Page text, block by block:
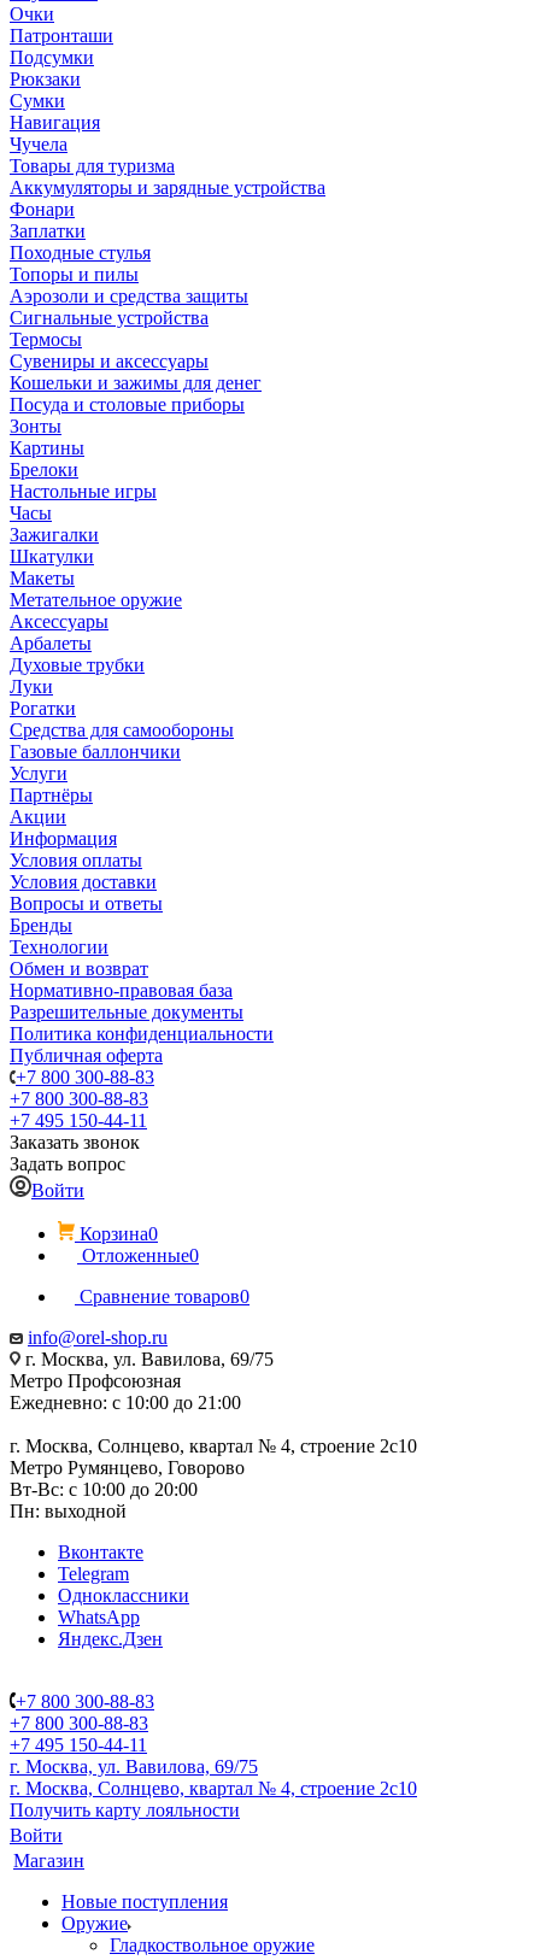
Очки
Патронташи
Подсумки
Рюкзаки
Сумки
Навигация
Чучела
Товары для туризма
Аккумуляторы и зарядные устройства
Фонари
Заплатки
Походные стулья
Топоры и пилы
Аэрозоли и средства защиты
Сигнальные устройства
Термосы
Сувениры и аксессуары
Кошельки и зажимы для денег
Посуда и столовые приборы
Зонты
Картины
Брелоки
Настольные игры
Часы
Зажигалки
Шкатулки
Макеты
Метательное оружие
Аксессуары
Арбалеты
Духовые трубки
Луки
Рогатки
Средства для самообороны
Газовые баллончики
Услуги
Партнёры
Акции
Информация
Условия оплаты
Условия доставки
Вопросы и ответы
Бренды
Технологии
Обмен и возврат
Нормативно-правовая база
Разрешительные документы
Политика конфиденциальности
Публичная оферта
+7 800 300-88-83
+7 800 300-88-83
+7 495 150-44-11
Заказать звонок
Задать вопрос
Войти
Корзина0
Отложенные0
Сравнение товаров0
info@orel-shop.ru
г. Москва, ул. Вавилова, 69/75
Метро Профсоюзная
Ежедневно: с 10:00 до 21:00
г. Москва, Солнцево, квартал № 4, строение 2с10
Метро Румянцево, Говорово
Вт-Вс: с 10:00 до 20:00
Пн: выходной
Вконтакте
Telegram
Одноклассники
WhatsApp
Яндекс.Дзен
+7 800 300-88-83
+7 800 300-88-83
+7 495 150-44-11
г. Москва, ул. Вавилова, 69/75
г. Москва, Солнцево, квартал № 4, строение 2с10
Получить карту лояльности
Войти
Магазин
Новые поступления
Оружие
Гладкоствольное оружие